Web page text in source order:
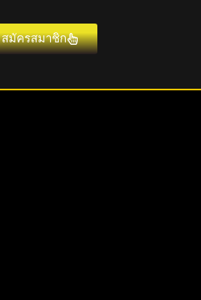
สมัครสมาชิก